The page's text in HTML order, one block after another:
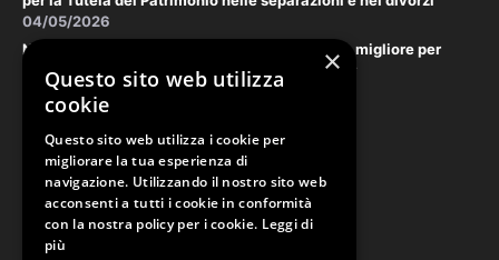
04/05/2026
Negoziazione Assistita vs. Tribunale: la scelta migliore per
tutelare il vostro patrimonio e la vostra privacy
18/03/2026
Law & Disclaimer
PRIVACY POLICY
×
Questo sito web utilizza
cookie
Questo sito web utilizza i cookie per
migliorare la tua esperienza di
navigazione. Utilizzando il nostro sito web
acconsenti a tutti i cookie in conformità
con la nostra policy per i cookie. Leggi di
più